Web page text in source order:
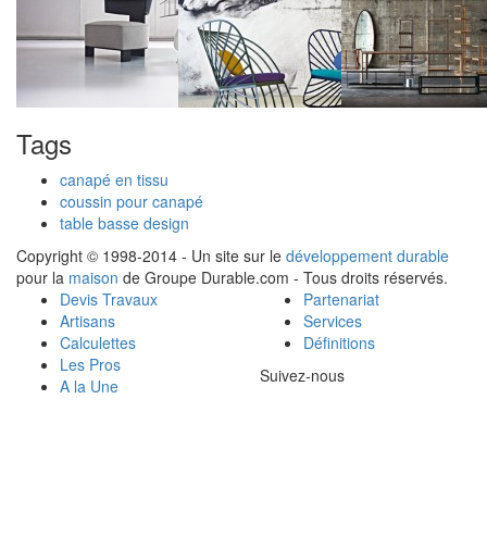
Tags
canapé en tissu
coussin pour canapé
table basse design
Copyright © 1998-2014 - Un site sur le développement durable
pour la maison de Groupe Durable.com - Tous droits réservés.
Devis Travaux
Artisans
Calculettes
Les Pros
A la Une
Partenariat
Services
Définitions
Suivez-nous